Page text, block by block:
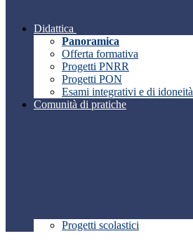
Didattica
Panoramica
Offerta formativa
Progetti PNRR
Progetti PON
Esami integrativi e di idoneità
Comunità di pratiche
Progetti scolastici